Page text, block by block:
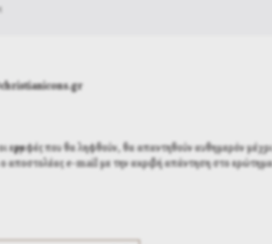
που θα ληφθούν, θα απαντηθούν αυθημερόν
αποστολέας e-mail με την ακριβή απάντηση στο